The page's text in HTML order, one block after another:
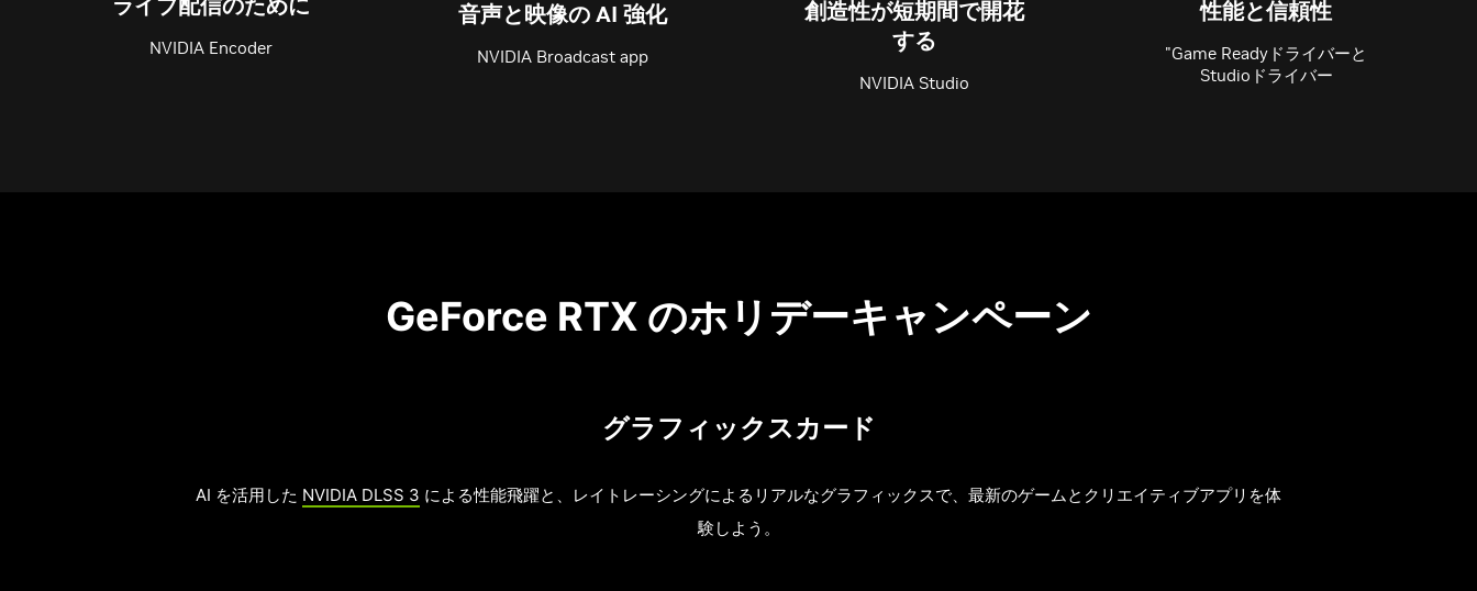
NVIDIA Encoder
音声と映像の AI 強化
NVIDIA Broadcast app
創造性が短期間で開花
する
NVIDIA Studio
性能と信頼性
"Game Readyドライバーと
Studioドライバー
GeForce RTX のホリデーキャンペーン
グラフィックスカード
AI を活用した NVIDIA DLSS 3 による性能飛躍と、レイトレーシングによるリアルなグラフィックスで、最新のゲームとクリエイティブアプリを体
験しよう。